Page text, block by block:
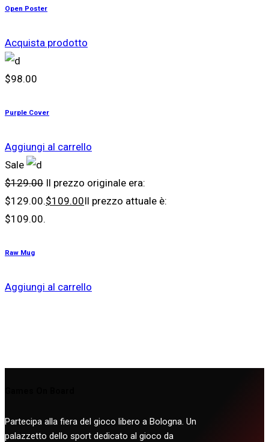
Open Poster
Acquista prodotto
$98.00
Purple Cover
Aggiungi al carrello
Sale
$129.00 Il prezzo originale era:
$129.00.$109.00Il prezzo attuale è:
$109.00.
Raw Mug
Aggiungi al carrello
Partecipa alla fiera del gioco libero a Bologna. Un
palazzetto dello sport dedicato al gioco da